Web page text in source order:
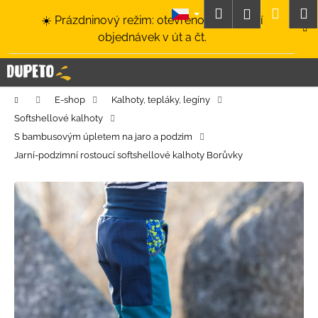
☀️ Prázdninový režim: otevřeno a odesílání
objednávek v út a čt.
HledatPřihlášení
Domů E-shop
Kalhoty, tepláky, legíny
Softshellové kalhoty
S bambusovým úpletem na jaro a podzim
Jarní-podzimní rostoucí softshellové kalhoty Borůvky
í
k C
o
p
o
t
e
b
u
j
e
t
e